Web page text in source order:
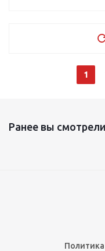
1
Ранее вы смотрели